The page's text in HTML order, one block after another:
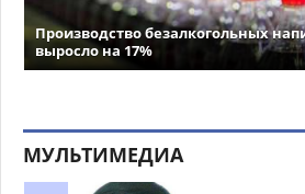
Производство безалкогольных
выросло на 17%
МУЛЬТИМЕДИА